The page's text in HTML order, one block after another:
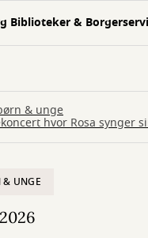
Biblioteker &
& unge
hvor Rosa synger
& UNGE